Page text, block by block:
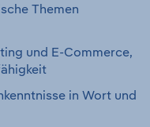
Themen
und E-Commerce,
in Wort und